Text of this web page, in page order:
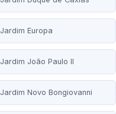
Jardim Europa
Jardim João Paulo II
Jardim Novo Bongiovanni